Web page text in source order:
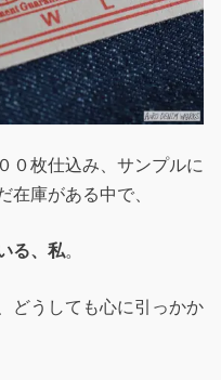
０枚仕込み、サンプルに
在庫がある中で、
る、私。
どうしても心に引っかか